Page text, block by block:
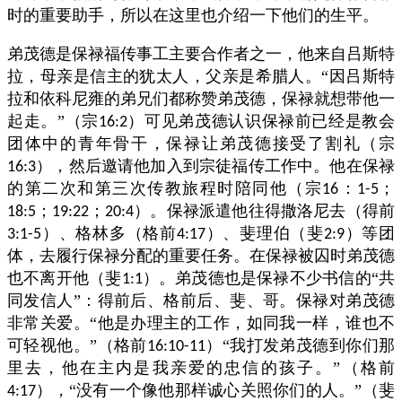
时的重要助手，所以在这里也介绍一下他们的生平。
弟茂德是保禄福传事工主要合作者之一，他来自吕斯特
拉，母亲是信主的犹太人，父亲是希腊人。“因吕斯特
拉和依科尼雍的弟兄们都称赞弟茂德，保禄就想带他一
起走。”（宗16:2）可见弟茂德认识保禄前已经是教会
团体中的青年骨干，保禄让弟茂德接受了割礼（宗
16:3），然后邀请他加入到宗徒福传工作中。他在保禄
的第二次和第三次传教旅程时陪同他（宗16 ： 1-5 ；
18:5 ； 19:22 ； 20:4）。保禄派遣他往得撒洛尼去（得前
3:1-5 ）、格林多（格前4:17）、斐理伯（斐2:9）等团
体，去履行保禄分配的重要任务。在保禄被囚时弟茂德
也不离开他（斐1:1）。弟茂德也是保禄不少书信的“共
同发信人”：得前后、格前后、斐、哥。保禄对弟茂德
非常关爱。“他是办理主的工作，如同我一样，谁也不
可轻视他。”（格前16:10-11）“我打发弟茂德到你们那
里去，他在主内是我亲爱的忠信的孩子。”（格前
4:17），“没有一个像他那样诚心关照你们的人。”（斐